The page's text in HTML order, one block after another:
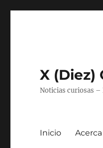
X (Diez)
Noticias curiosas
Inicio